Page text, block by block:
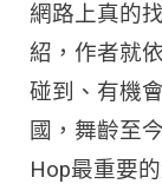
網路上真的
紹，作者就
碰到、有機
國，舞齡至
Hop最重要